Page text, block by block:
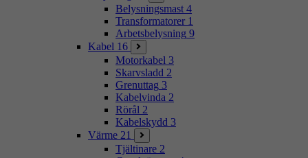
Belysningsmast 4
Transformatorer 1
Arbetsbelysning 9
Kabel 16
Motorkabel 3
Skarvsladd 2
Grenuttag 3
Kabelvinda 2
Rörål 2
Kabelskydd 3
Värme 21
Tjältinare 2